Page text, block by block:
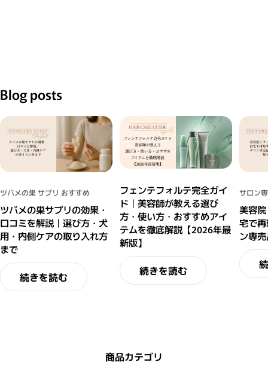
Blog posts
ツバメの巣 サプリ おすすめ
ツバメの巣サプリの効果・
口コミを解説｜選び方・犬
用・内側ケアの取り入れ方
まで
続きを読む
フェンテフォルテ完全ガイ
ド｜美容師が教える選び
方・使い方・おすすめアイ
テムを徹底解説【2026年最
新版】
続きを読む
サロン
美容
宅で
ン専
商品カテゴリ